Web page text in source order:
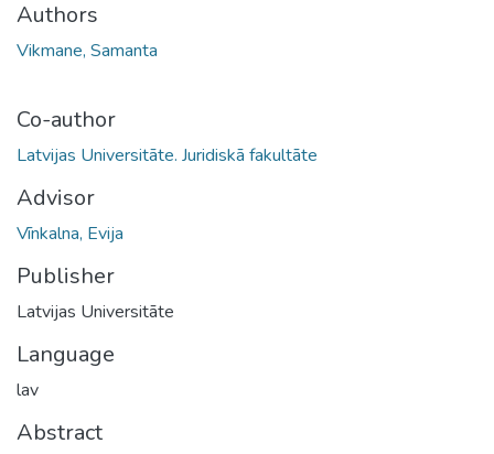
Authors
Vikmane, Samanta
Co-author
Latvijas Universitāte. Juridiskā fakultāte
Advisor
Vīnkalna, Evija
Publisher
Latvijas Universitāte
Language
lav
Abstract